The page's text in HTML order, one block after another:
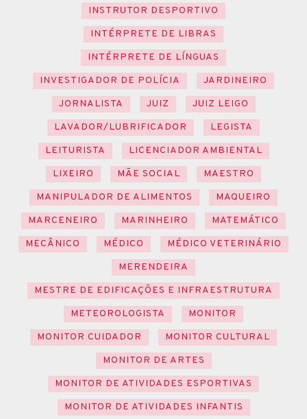
INSTRUTOR DESPORTIVO
INTÉRPRETE DE LIBRAS
INTÉRPRETE DE LÍNGUAS
INVESTIGADOR DE POLÍCIA
JARDINEIRO
JORNALISTA
JUIZ
JUIZ LEIGO
LAVADOR/LUBRIFICADOR
LEGISTA
LEITURISTA
LICENCIADOR AMBIENTAL
LIXEIRO
MÃE SOCIAL
MAESTRO
MANIPULADOR DE ALIMENTOS
MAQUEIRO
MARCENEIRO
MARINHEIRO
MATEMÁTICO
MECÂNICO
MÉDICO
MÉDICO VETERINÁRIO
MERENDEIRA
MESTRE DE EDIFICAÇÕES E INFRAESTRUTURA
METEOROLOGISTA
MONITOR
MONITOR CUIDADOR
MONITOR CULTURAL
MONITOR DE ARTES
MONITOR DE ATIVIDADES ESPORTIVAS
MONITOR DE ATIVIDADES INFANTIS